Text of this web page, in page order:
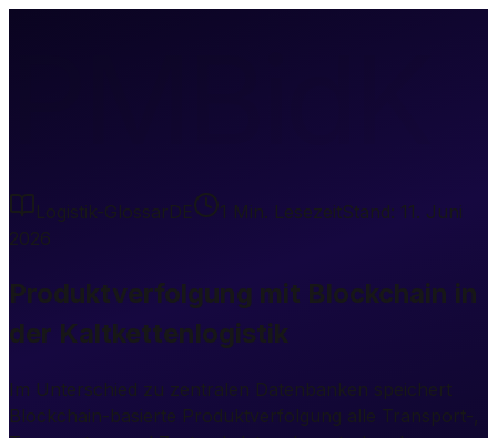
Logistik-GlossarDE 1 Min. LesezeitStand: 11. Juni
2026
Produktverfolgung mit Blockchain in
der Kaltkettenlogistik
Im Unterschied zu zentralen Datenbanken speichert
Blockchain-basierte Produktverfolgung alle Transport-,